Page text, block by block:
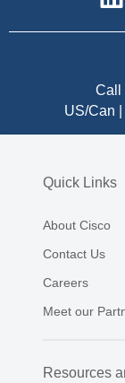
Call
US/Can